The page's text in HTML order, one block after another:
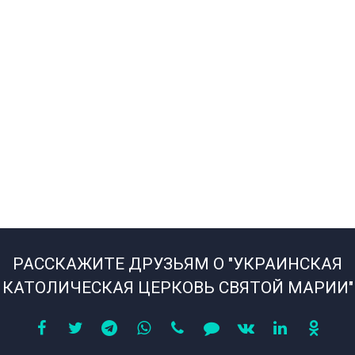
РАССКАЖИТЕ ДРУЗЬЯМ О "УКРАИНСКАЯ
КАТОЛИЧЕСКАЯ ЦЕРКОВЬ СВЯТОЙ МАРИИ"